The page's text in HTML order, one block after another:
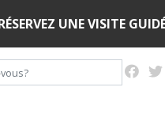
UNE VISITE